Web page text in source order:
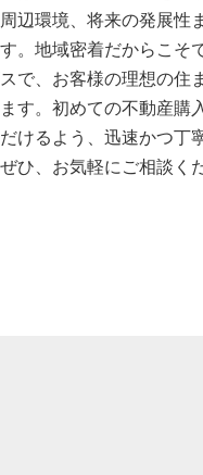
辺環境、将来の発展性
。地域密着だからこそ
で、お客様の理想の住
す。初めての不動産購
けるよう、迅速かつ丁
ひ、お気軽にご相談く